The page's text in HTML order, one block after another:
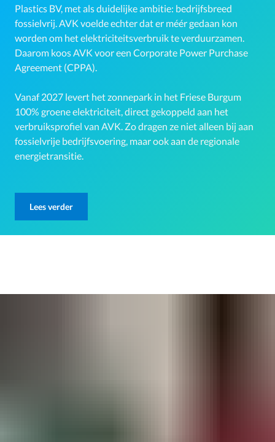
Plastics BV, met als duidelijke ambitie: bedrijfsbreed
fossielvrij. AVK voelde echter dat er méér gedaan kon
worden om het elektriciteitsverbruik te verduurzamen.
Daarom koos AVK voor een Corporate Power Purchase
Agreement (CPPA).
Vanaf 2027 levert het zonnepark in het Friese Burgum
100% groene elektriciteit, direct gekoppeld aan het
verbruiksprofiel van AVK. Zo dragen ze niet alleen bij aan
fossielvrije bedrijfsvoering, maar ook aan de regionale
energietransitie.
Lees verder